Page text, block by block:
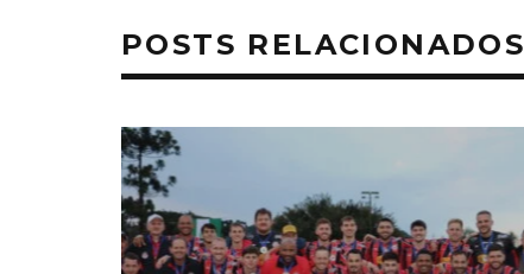
POSTS RELACIONADOS